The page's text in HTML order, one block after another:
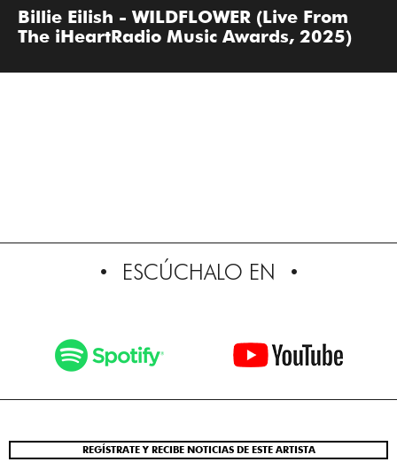
Billie Eilish - WILDFLOWER (Live From
The iHeartRadio Music Awards, 2025)
ESCÚCHALO EN
REGÍSTRATE Y RECIBE NOTICIAS DE ESTE ARTISTA